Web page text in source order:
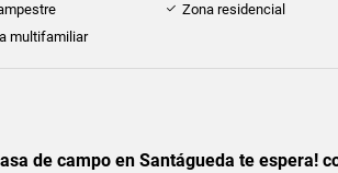
Zona residencial
multifamiliar
de campo en Santágueda te espera!